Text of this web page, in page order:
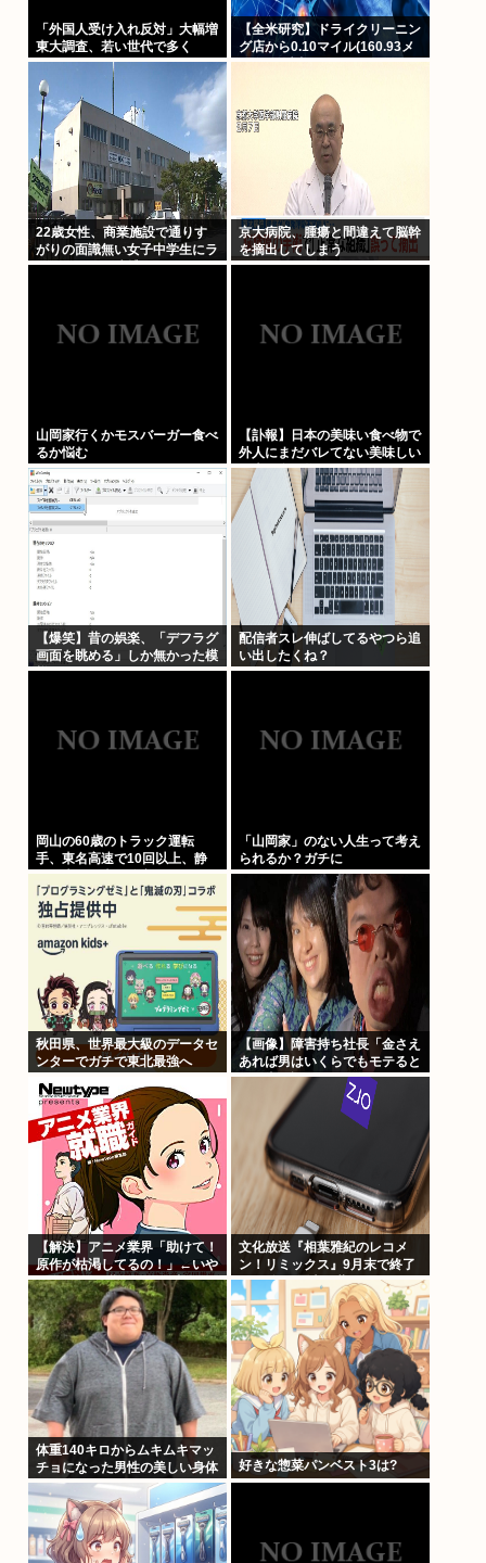
「外国人受け入れ反対」大幅増
東大調査、若い世代で多く
【全米研究】ドライクリーニン
グ店から0.10マイル(160.93メ
ートル)以内に住んでいる人
んでいる人に比べて、歩行障害
を伴うパーキンソン病になる確
率が23%高い
22歳女性、商業施設で通りす
がりの面識無い女子中学生にラ
リアットして逮捕される
京大病院、腫瘍と間違えて脳幹
を摘出してしまう
山岡家行くかモスバーガー食べ
るか悩む
【訃報】日本の美味い食べ物で
外人にまだバレてない美味しい
日本の食べ物www
【爆笑】昔の娯楽、「デフラグ
画面を眺める」しか無かった模
様www
配信者スレ伸ばしてるやつら追
い出したくね？
岡山の60歳のトラック運転
手、東名高速で10回以上、静
岡の夫婦の車に追突
「山岡家」のない人生って考え
られるか？ガチに
秋田県、世界最大級のデータセ
ンターでガチで東北最強へ
【画像】障害持ち社長「金さえ
あれば男はいくらでもモテると
いう事を証明してる」
【解決】アニメ業界「助けて！
原作が枯渇してるの！」←いや
既存作品の2期やったら良いよ
ね？
文化放送『相葉雅紀のレコメ
ン！リミックス』9月末で終了
へ 25年の歴史に幕
体重140キロからムキムキマッ
チョになった男性の美しい身体
がコチラ！！！
好きな惣菜パンベスト3は?